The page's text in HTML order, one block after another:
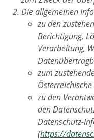
Die allgemeinen
zu den
Berichtigung,
Verarbeitung,
zum
zu den
den
Datenschutz-
(https://